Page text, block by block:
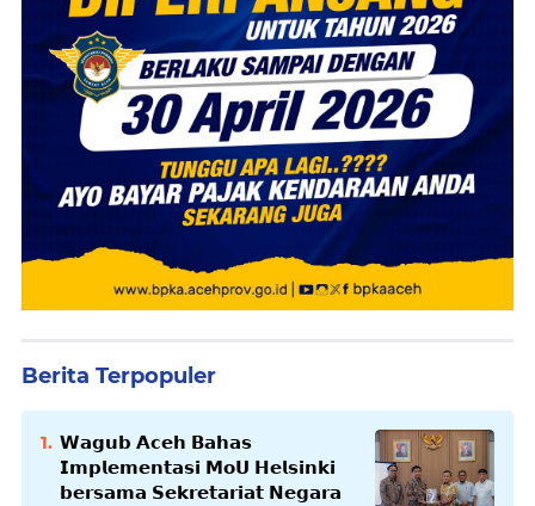
Berita Terpopuler
𝗪𝗮𝗴𝘂𝗯 𝗔𝗰𝗲𝗵 𝗕𝗮𝗵𝗮𝘀
𝗜𝗺𝗽𝗹𝗲𝗺𝗲𝗻𝘁𝗮𝘀𝗶 𝗠𝗼𝗨 𝗛𝗲𝗹𝘀𝗶𝗻𝗸𝗶
𝗯𝗲𝗿𝘀𝗮𝗺𝗮 𝗦𝗲𝗸𝗿𝗲𝘁𝗮𝗿𝗶𝗮𝘁 𝗡𝗲𝗴𝗮𝗿𝗮